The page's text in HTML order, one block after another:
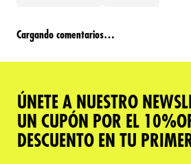
Cargando comentarios…
ÚNETE A NUESTRO
UN CUPÓN POR EL
DESCUENTO EN TU